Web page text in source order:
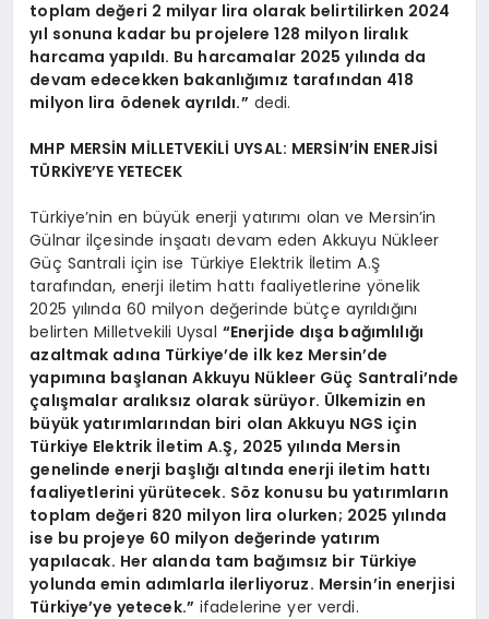
toplam değeri 2 milyar lira olarak belirtilirken 2024
yıl sonuna kadar bu projelere 128 milyon liralık
harcama yapıldı. Bu harcamalar 2025 yılında da
devam edecekken bakanlığımız tarafından 418
milyon lira ödenek ayrıldı.” dedi.
MHP MERSİN MİLLETVEKİLİ UYSAL: MERSİN’İN ENERJİSİ
TÜRKİYE’YE YETECEK
Türkiye’nin en büyük enerji yatırımı olan ve Mersin’in
Gülnar ilçesinde inşaatı devam eden Akkuyu Nükleer
Güç Santrali için ise Türkiye Elektrik İletim A.Ş
tarafından, enerji iletim hattı faaliyetlerine yönelik
2025 yılında 60 milyon değerinde bütçe ayrıldığını
belirten Milletvekili Uysal “Enerjide dışa bağımlılığı
azaltmak adına Türkiye’de ilk kez Mersin’de
yapımına başlanan Akkuyu Nükleer Güç Santrali’nde
çalışmalar aralıksız olarak sürüyor. Ülkemizin en
büyük yatırımlarından biri olan Akkuyu NGS için
Türkiye Elektrik İletim A.Ş, 2025 yılında Mersin
genelinde enerji başlığı altında enerji iletim hattı
faaliyetlerini yürütecek. Söz konusu bu yatırımların
toplam değeri 820 milyon lira olurken; 2025 yılında
ise bu projeye 60 milyon değerinde yatırım
yapılacak. Her alanda tam bağımsız bir Türkiye
yolunda emin adımlarla ilerliyoruz. Mersin’in enerjisi
Türkiye’ye yetecek.” ifadelerine yer verdi.